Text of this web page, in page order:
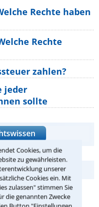
Cookies, um die
zu gewährleisten.
unserer
Cookies ein. Mit
zulassen" stimmen Sie
die genannten Zwecke
Rechte haben
Rechte
zahlen?
jeder
sollte